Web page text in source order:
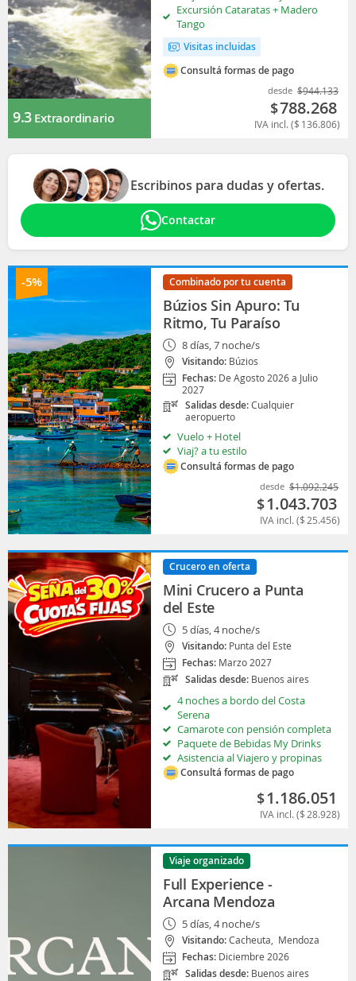
9.3Extraordinario
Excursión Cataratas + Madero
Tango
Visitas incluidas
Consultá formas de pago
desde $944.133
$788.268
IVA incl. ($ 136.806)
Escribinos para dudas y ofertas.
Contactar
-5% Combinado por tu cuenta
Búzios Sin Apuro: Tu
Ritmo, Tu Paraíso
8 días, 7 noche/s
Visitando: Búzios
Fechas: De Agosto 2026 a Julio
2027
Salidas desde:Cualquier
aeropuerto
Vuelo + Hotel
Viaj? a tu estilo
Consultá formas de pago
desde $1.092.245
$1.043.703
IVA incl. ($ 25.456)
Crucero en oferta
Mini Crucero a Punta
del Este
5 días, 4 noche/s
Visitando: Punta del Este
Fechas: Marzo 2027
Salidas desde: Buenos aires
4 noches a bordo del Costa
Serena
Camarote con pensión completa
Paquete de Bebidas My Drinks
Asistencia al Viajero y propinas
Consultá formas de pago
$1.186.051
IVA incl. ($ 28.928)
Viaje organizado
Full Experience -
Arcana Mendoza
5 días, 4 noche/s
Visitando:Cacheuta, Mendoza
Fechas: Diciembre 2026
Salidas desde: Buenos aires